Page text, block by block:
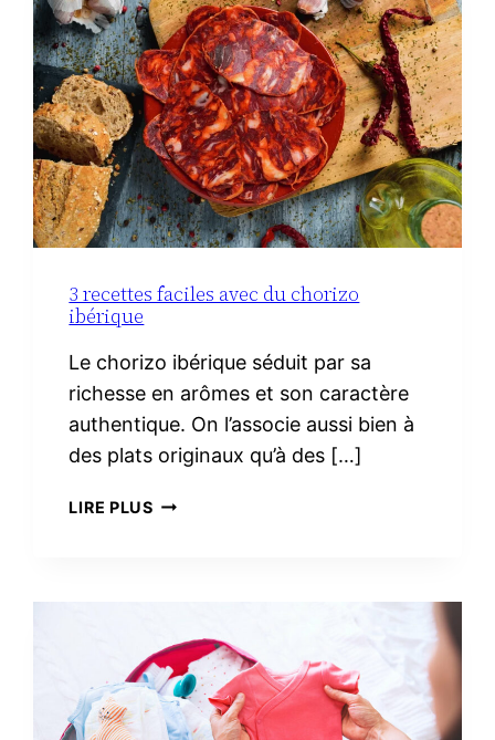
3 recettes faciles avec du chorizo
ibérique
Le chorizo ibérique séduit par sa
richesse en arômes et son caractère
authentique. On l’associe aussi bien à
des plats originaux qu’à des […]
LIRE PLUS3
IBÉRIQUE